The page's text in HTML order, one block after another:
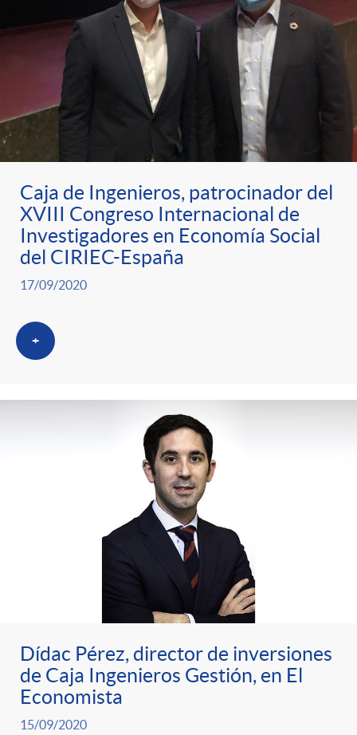
Caja de Ingenieros, patrocinador del
XVIII Congreso Internacional de
Investigadores en Economía Social
del CIRIEC-España
17/09/2020
+
Dídac Pérez, director de inversiones
de Caja Ingenieros Gestión, en El
Economista
15/09/2020